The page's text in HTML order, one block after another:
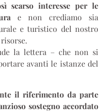
scarso interesse per le
e non crediamo sia
e turistico del nostro
la lettera – che non si
avanti le istanze del
il riferimento da parte
sostegno accordato